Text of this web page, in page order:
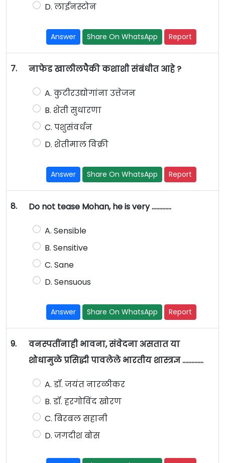
D. लाईनस्टोन
Answer Share On WhatsApp Report
7. नाफेड खालीलपैकी कशाशी संबंधीत आहे ?
A. कुटीरउद्योगांना उत्तेजन
B. शेती सुधारणा
C. पशुसंवर्धन
D. शेतीमाल विक्री
Answer Share On WhatsApp Report
8. Do not tease Mohan, he is very ………….
A. Sensible
B. Sensitive
C. Sane
D. Sensuous
Answer Share On WhatsApp Report
9.
वनस्पतींनाही भावना, संवेदना असतात या
शोधामुळे प्रसिद्धी पावलेले भारतीय शास्त्रज्ञ …………..
A. डॉ. जयंत नारळीकर
B. डॉ. हरगोविंद खोरण
C. बिरबल सहानी
D. जगदीश बोस